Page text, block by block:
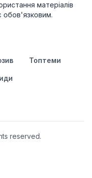
матеріалів
обов'язковим.
Топтеми
reserved.